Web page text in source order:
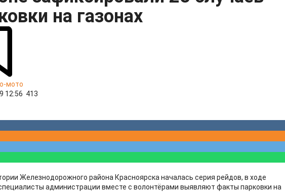
на газонах
мото
12:56 413
Железнодорожного района Красноярска началась серия рейдов, в ходе
администрации вместе с волонтёрами выявляют факты парковки на